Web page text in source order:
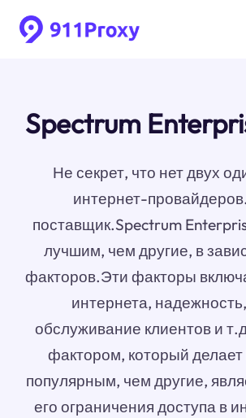
Spectrum
Не секрет, что нет двух
интернет-
поставщик.Spectrum
лучшим, чем другие, в
факторов.Эти факторы
интернета,
обслуживание клиентов и
фактором, который делает
популярным, чем другие,
его ограничения доступа в